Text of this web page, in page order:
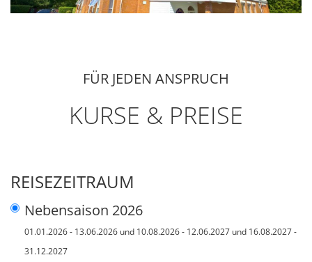
FÜR JEDEN ANSPRUCH
KURSE & PREISE
REISEZEITRAUM
Nebensaison 2026
01.01.2026 - 13.06.2026 und 10.08.2026 - 12.06.2027 und 16.08.2027 -
31.12.2027